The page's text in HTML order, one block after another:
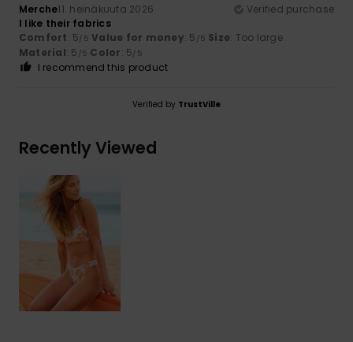
Merche11. heinäkuuta 2026
Verified purchase
I like their fabrics
Comfort: 5/5 Value for money: 5 /5 Size: Too large
Material: 5 /5 Color: 5/5
I recommend this product
Verified by TrustVille
Recently Viewed